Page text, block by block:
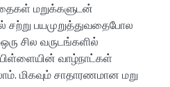
மறுக்களுடன்
சற்று பயமுறுத்துவதைபோல
சில வருடங்களில்
வாழ்நாட்கள்
மிகவும் சாதாரணமான மறு